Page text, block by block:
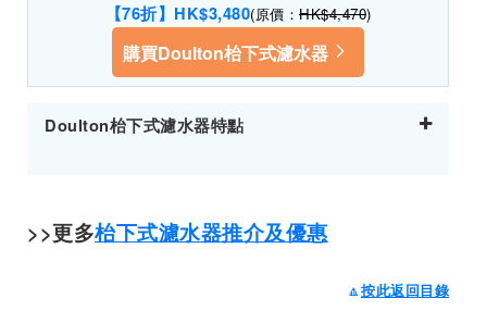
【76折】HK$3,480(原價： HK$4,470)
購買Doulton枱下式濾水器
Doulton枱下式濾水器特點
>>更多枱下式濾水器推介及優惠
🔼按此返回目錄